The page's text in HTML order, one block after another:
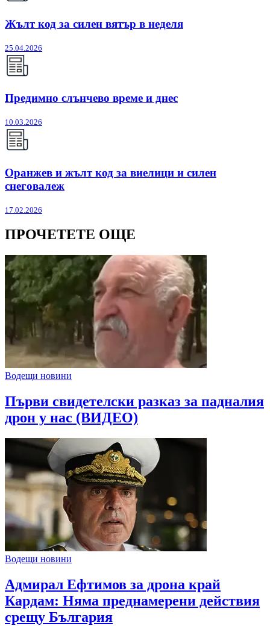
Жълт код за силен вятър в неделя
25.04.2026
Предимно слънчево време и днес
10.03.2026
Оранжев и жълт код за виелици и силен
снеговалеж
17.02.2026
ПРОЧЕТЕТЕ ОЩЕ
Водещи новини
Първи свидетелски разказ за падналия
дрон у нас (ВИДЕО)
Водещи новини
Адмирал Ефтимов за дрона край
Кардам: Няма преднамерени действия
срещу България